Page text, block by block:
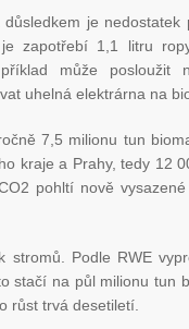
je nedostatek
zapotřebí 1,1 litru
může posloužit
uhelná elektrárna na
7,5 milionu tun
kraje a Prahy, tedy 12
2 pohltí nově vysazené
stromů. Podle RWE
stačí na půl milionu tun
růst trvá desetiletí.